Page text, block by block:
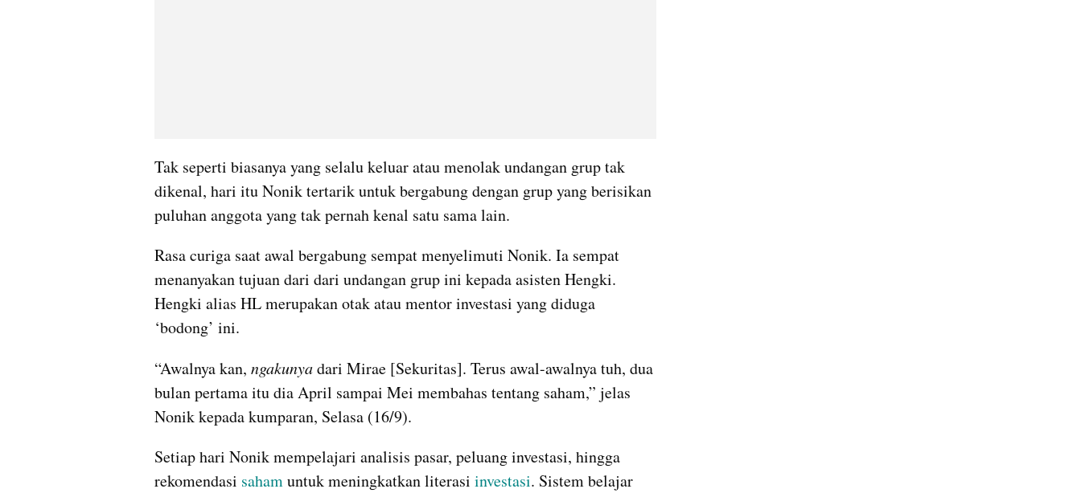
Tak seperti biasanya yang selalu keluar atau menolak undangan grup tak
dikenal, hari itu Nonik tertarik untuk bergabung dengan grup yang berisikan
puluhan anggota yang tak pernah kenal satu sama lain.
Rasa curiga saat awal bergabung sempat menyelimuti Nonik. Ia sempat
menanyakan tujuan dari dari undangan grup ini kepada asisten Hengki.
Hengki alias HL merupakan otak atau mentor investasi yang diduga
‘bodong’ ini.
“Awalnya kan, ngakunya dari Mirae [Sekuritas]. Terus awal-awalnya tuh, dua
bulan pertama itu dia April sampai Mei membahas tentang saham,” jelas
Nonik kepada kumparan, Selasa (16/9).
Setiap hari Nonik mempelajari analisis pasar, peluang investasi, hingga
rekomendasi saham untuk meningkatkan literasi investasi. Sistem belajar